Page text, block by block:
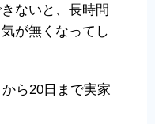
ないと、長時間
が無くなってし
ら20日まで実家